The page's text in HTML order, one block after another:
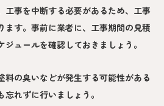
工事を中断する必要があるため、工事
ます。事前に業者に、工事期間の見積
ュールを確認しておきましょう。
料の臭いなどが発生する可能性がある
れずに行いましょう。